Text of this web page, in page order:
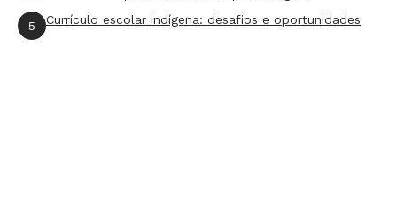
nosso tempo histórico ao do autor. Na verdade, é
praticamente uma análise literária. Também tenho o
5 Currículo escolar indígena: desafios e oportunidades